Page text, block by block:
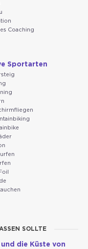
Coaching
Sportarten
SOLLTE
und die Küste von